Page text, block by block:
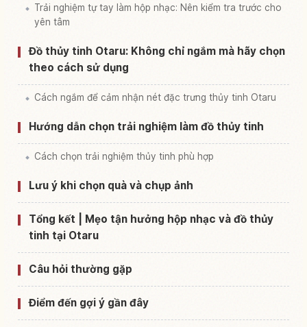
Trải nghiệm tự tay làm hộp nhạc: Nên kiểm tra trước cho
yên tâm
Đồ thủy tinh Otaru: Không chỉ ngắm mà hãy chọn
theo cách sử dụng
Cách ngắm để cảm nhận nét đặc trưng thủy tinh Otaru
Hướng dẫn chọn trải nghiệm làm đồ thủy tinh
Cách chọn trải nghiệm thủy tinh phù hợp
Lưu ý khi chọn quà và chụp ảnh
Tổng kết | Mẹo tận hưởng hộp nhạc và đồ thủy
tinh tại Otaru
Câu hỏi thường gặp
Điểm đến gợi ý gần đây